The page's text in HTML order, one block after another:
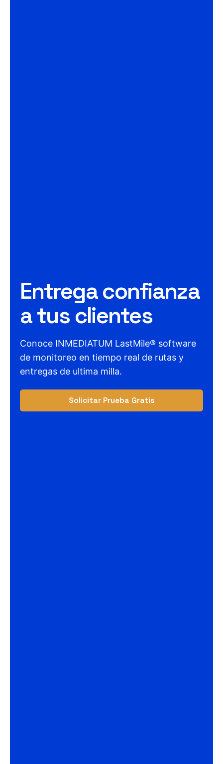
Entrega confianza
a tus clientes
Conoce INMEDIATUM LastMile® software
de monitoreo en tiempo real de rutas y
entregas de ultima milla.
Solicitar Prueba Gratis